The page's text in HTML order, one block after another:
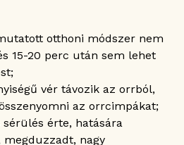
otthoni módszer nem
15-20 perc után sem lehet
vér távozik az orrból,
az orrcimpákat;
érte, hatására
nagy